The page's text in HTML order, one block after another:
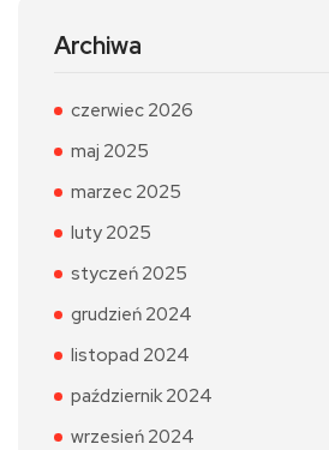
Archiwa
czerwiec 2026
maj 2025
marzec 2025
luty 2025
styczeń 2025
grudzień 2024
listopad 2024
październik 2024
wrzesień 2024